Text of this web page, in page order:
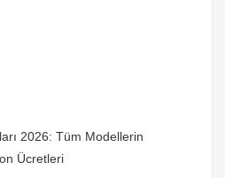
2026: Tüm Modellerin
Ücretleri